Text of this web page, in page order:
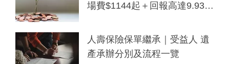
場費$1144起＋回報高達9.93
人壽保險保單繼承｜受益人 遺
產承辦分別及流程一覽